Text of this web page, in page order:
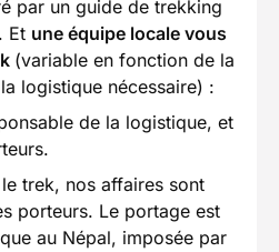
par un guide de trekking
Et une équipe locale vous
(variable en fonction de la
logistique nécessaire) :
de la logistique, et
trek, nos affaires sont
porteurs. Le portage est
au Népal, imposée par